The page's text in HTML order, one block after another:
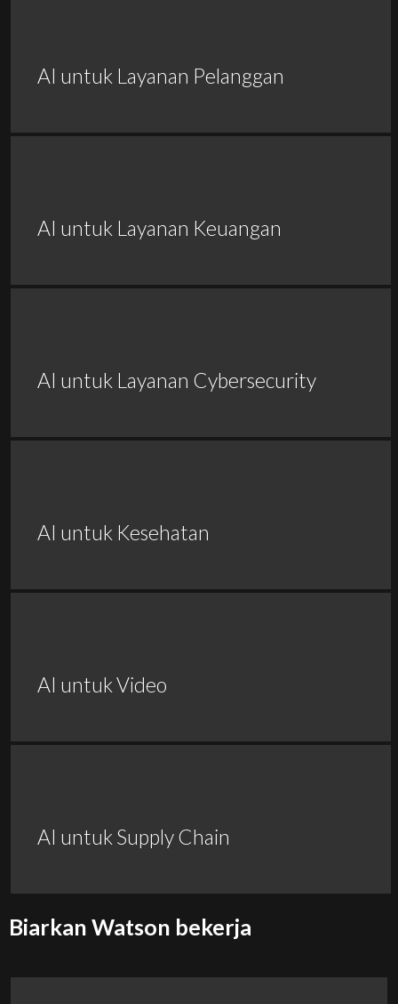
AI untuk Layanan Pelanggan
AI untuk Layanan Keuangan
AI untuk Layanan Cybersecurity
AI untuk Kesehatan
AI untuk Video
AI untuk Supply Chain
Biarkan Watson bekerja